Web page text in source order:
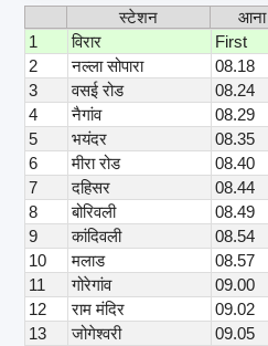
स्टेशन आना
1
विरार First
2
नल्ला सोपारा 08.18
3
वसई रोड 08.24
4
नैगांव 08.29
5
भयंदर 08.35
6
मीरा रोड 08.40
7
दहिसर 08.44
8
बोरिवली 08.49
9
कांदिवली 08.54
10
मलाड 08.57
11
गोरेगांव 09.00
12
राम मंदिर 09.02
13
जोगेश्वरी 09.05